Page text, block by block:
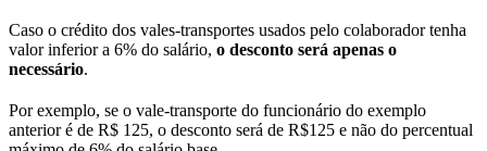
Caso o crédito dos vales-transportes usados pelo colaborador tenha
valor inferior a 6% do salário, o desconto será apenas o
necessário.
Por exemplo, se o vale-transporte do funcionário do exemplo
anterior é de R$ 125, o desconto será de R$125 e não do percentual